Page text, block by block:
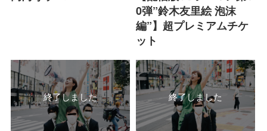
0弾”鈴木友里絵 泡沫
編”】超プレミアムチケ
ット
終了しました 終了しました